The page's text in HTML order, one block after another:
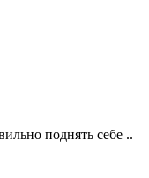
поднять себе ..